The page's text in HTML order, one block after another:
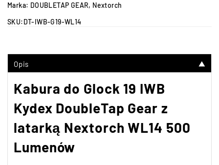
Marka: DOUBLETAP GEAR, Nextorch
SKU:DT-IWB-G19-WL14
Opis ▼
Kabura do Glock 19 IWB
Kydex DoubleTap Gear z
latarką Nextorch WL14 500
Lumenów